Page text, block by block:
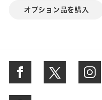
オプション品を購入